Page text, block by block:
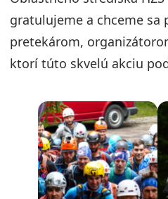
gratulujeme a chceme sa
pretekárom,
ktorí túto skvelú akciu